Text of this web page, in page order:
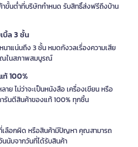
ขั้นต่ำที่บริษัทกำหนด รับสิทธิ์ส่งฟรีถึงบ้าน
บิ้ล 3 ชั้น
าแน่นถึง 3 ชั้น หมดกังวลเรื่องความเสีย
ณในสภาพสมบูรณ์
100%
ย ไม่ว่าจะเป็นหนังสือ เครื่องเขียน หรือ
รันตีสินค้าของแท้ 100% ทุกชิ้น
ที่เลือกผิด หรือสินค้ามีปัญหา คุณสามารถ
นนับจากวันที่ได้รับสินค้า